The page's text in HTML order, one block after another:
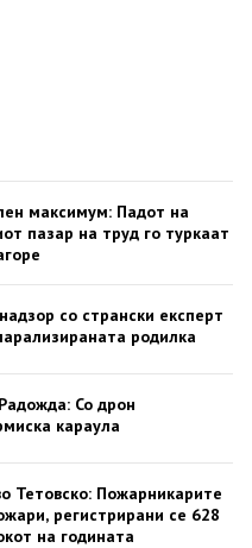
максимум: Падот на
пазар на труд го туркаат
со странски експерт
родилка
Со дрон
караула
Тетовско: Пожарникарите
регистрирани се 628
на годината